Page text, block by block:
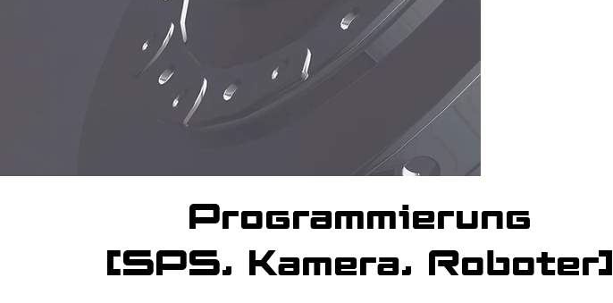
Programmierung
[SPS, Kamera, Roboter]